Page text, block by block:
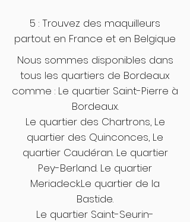
5 : Trouvez des maquilleurs
partout en France et en Belgique
Nous sommes disponibles dans
tous les quartiers de Bordeaux
comme : Le quartier Saint-Pierre à
Bordeaux.
Le quartier des Chartrons, Le
quartier des Quinconces, Le
quartier Caudéran. Le quartier
Pey-Berland. Le quartier
Meriadeck.Le quartier de la
Bastide.
Le quartier Saint-Seurin-